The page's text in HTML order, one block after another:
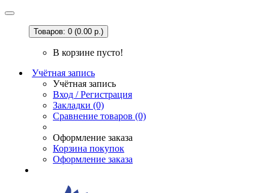
Товаров: 0 (0.00 р.)
В корзине пусто!
Учётная запись
Учётная запись
Вход / Регистрация
Закладки (0)
Сравнение товаров (0)
Оформление заказа
Корзина покупок
Оформление заказа